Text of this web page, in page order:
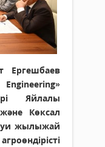
Ергешбаев
Яйлалы
Көксал
жылыжай